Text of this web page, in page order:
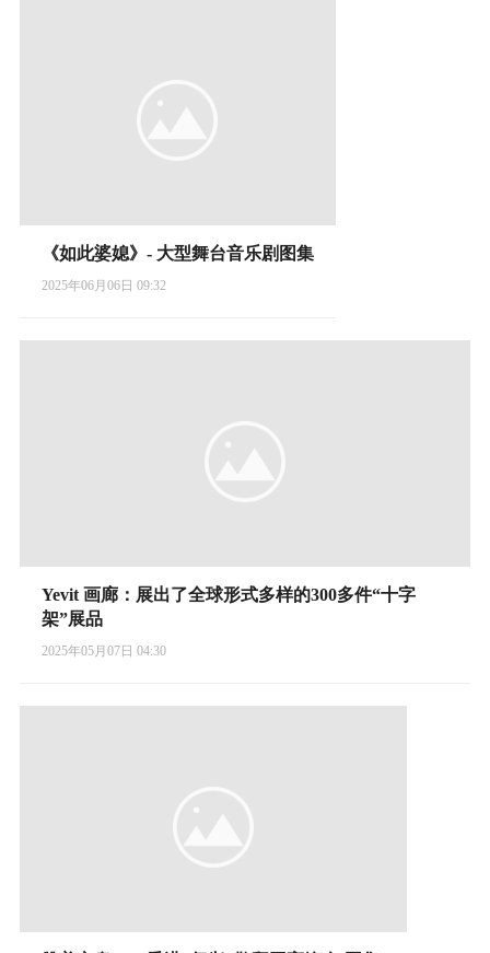
《如此婆媳》- 大型舞台音乐剧图集
2025年06月06日 09:32
Yevit 画廊：展出了全球形式多样的300多件“十字
架”展品
2025年05月07日 04:30